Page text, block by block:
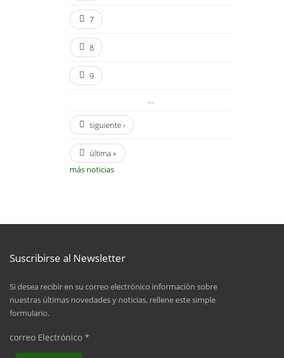
7
8
9
…
siguiente ›
última »
más noticias
Suscribirse al Newsletter
Si desea recibir en su correo electrónico información sobre
nuestras últimas novedades y noticias, rellene este simple
formulario.
correo Electrónico *